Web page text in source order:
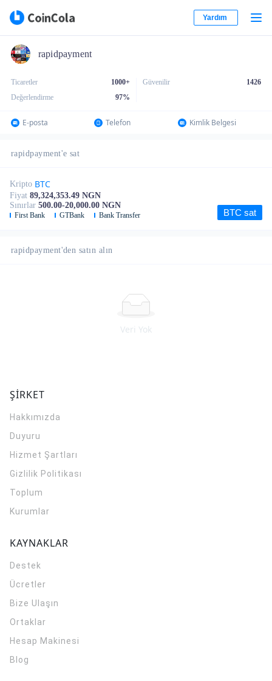
Yardım
rapidpayment
Ticaretler
1000+
Değerlendirme
97%
Güvenilir 1426
E-posta Telefon Kimlik Belgesi
rapidpayment'e sat
Kripto BTC
Fiyat 89,324,353.49 NGN
Sınırlar 500.00-20,000.00 NGN
First Bank GTBank Bank Transfer BTC sat
rapidpayment'den satın alın
Veri Yok
ŞİRKET
Hakkımızda
Duyuru
Hizmet Şartları
Gizlilik Politikası
Toplum
Kurumlar
KAYNAKLAR
Destek
Ücretler
Bize Ulaşın
Ortaklar
Hesap Makinesi
Blog